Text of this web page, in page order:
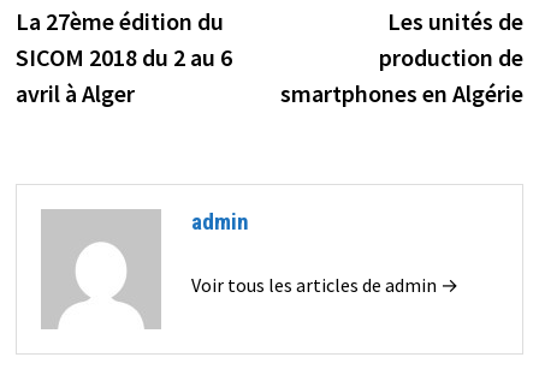
de
l’article
La 27ème édition du
SICOM 2018 du 2 au 6
avril à Alger
Les unités de
production de
smartphones en Algérie
admin
Voir tous les articles de admin →